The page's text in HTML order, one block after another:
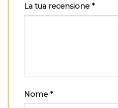
La tua recensione *
Nome *